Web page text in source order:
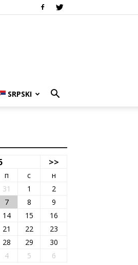
SRPSKI
>>
п с
н
31 1
2
7 8
9
14 15
16
21 22
23
28 29
30
4 5 6